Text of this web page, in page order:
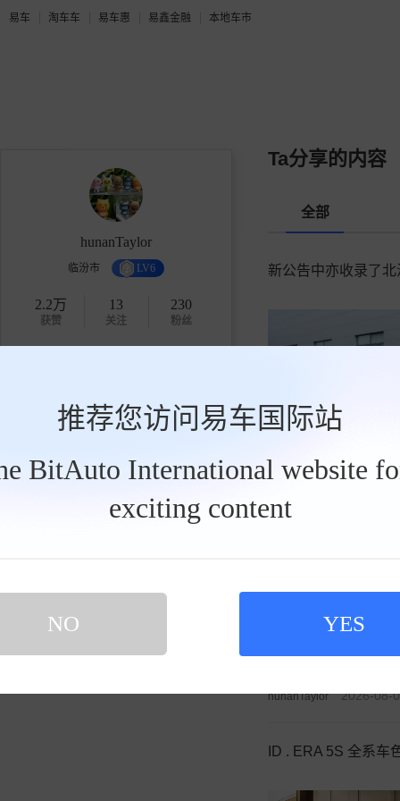
易车 淘车车 易车惠 易鑫金融 本地车市
推荐您访问易车国际站
BitAuto International website
exciting content
NO YES
hunanTaylor
临汾市 LV6
2.2万
获赞
13
关注
230
粉丝
发私信
买新车 上易车
扫码下载易车APP
Ta分享的内容
全部
新公告中亦收录了
昨日泥泞湿滑，今
hunanTaylor 2026-08-
ID . ERA 5S 全系